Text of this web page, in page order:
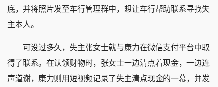
底，并将照片发至车行管理群中，想让车行帮助联系寻找失
主本人。
可没过多久，失主张女士就与康力在微信支付平台中取
得了联系。在认领财物时，张女士一边清点着现金，一边连
声道谢，康力则用短视频记录了失主清点现金的一幕，并发